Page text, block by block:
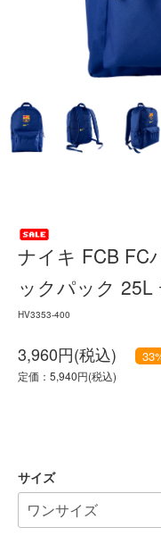
ナイキ FCB FC
ックパック
HV3353-400
3,960円(税込) 33
定価：5,940円(税込)
サイズ